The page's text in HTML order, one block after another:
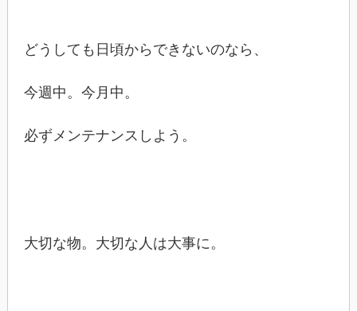
どうしても日頃からできないのなら、
今週中。今月中。
必ずメンテナンスしよう。
大切な物。大切な人は大事に。